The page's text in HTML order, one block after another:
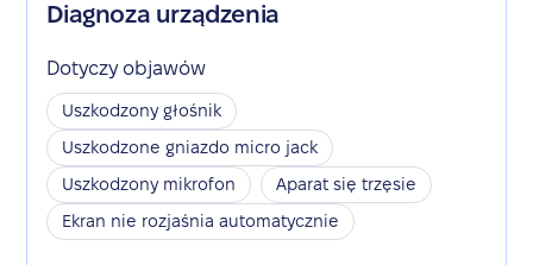
Diagnoza urządzenia
Dotyczy objawów
Uszkodzony głośnik
Uszkodzone gniazdo micro jack
Uszkodzony mikrofon
Aparat się trzęsie
Ekran nie rozjaśnia automatycznie